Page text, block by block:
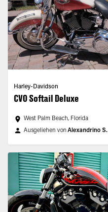
Harley-Davidson
CVO Softail Deluxe
West Palm Beach, Florida
Ausgeliehen von Alexandrino S.